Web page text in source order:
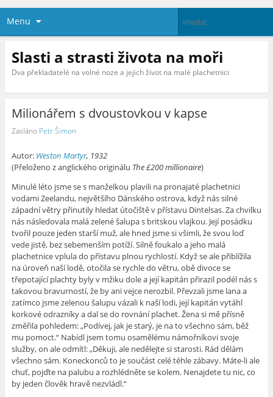
Menu
Slasti a strasti života na moři
Dva překladatelé na volné noze a jejich život na malé plachetnici
Milionářem s dvoustovkou v kapse
Zasláno Petr Šimon
Autor: Weston Martyr, 1932
(Přeloženo z anglického originálu The £200 millionaire)
Minulé léto jsme se s manželkou plavili na pronajaté plachetnici
vodami Zeelandu, největšího Dánského ostrova, když nás silné
západní větry přinutily hledat útočiště v přístavu Dintelsas. Za chvilku
nás následovala malá zelené šalupa s britskou vlajkou. Její posádku
tvořil pouze jeden starší muž, ale hned jsme si všimli, že svou loď
vede jistě, bez sebemenším potíží. Silně foukalo a jeho malá
plachetnice vplula do přístavu plnou rychlostí. Když se ale přiblížila
na úroveň naší lodě, otočila se rychle do větru, obě divoce se
třepotající plachty byly v mžiku dole a její kapitán přirazil podél nás s
takovou bravurností, že by ani vejce nerozbil. Převzali jsme lana a
zatímco jsme zelenou šalupu vázali k naší lodi, její kapitán vytáhl
korkové odrazníky a dal se do rovnání plachet. Žena si mě přísně
změřila pohledem: „Podívej, jak je starý, je na to všechno sám, běž
mu pomoct.“ Nabídl jsem tomu osamělému námořníkovi svoje
služby, on ale odmítl: „Děkuji, ale nedělejte si starosti. Rád dělám
všechno sám. Koneckonců to je součást celé téhle zábavy. Máte-li ale
chuť, pojďte na palubu a rozhlédněte se kolem. Nenajdete tu nic, co
by jeden člověk hravě nezvládl.“